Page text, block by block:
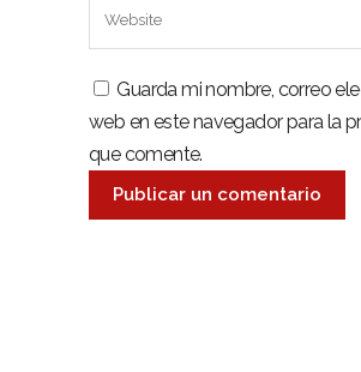
Guarda mi nombre, correo
web en este navegador para la
que comente.